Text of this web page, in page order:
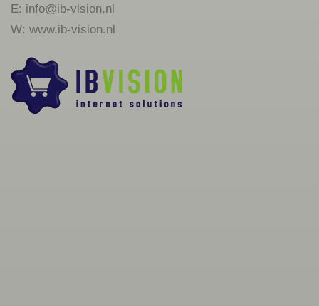
E: info@ib-vision.nl
W: www.ib-vision.nl